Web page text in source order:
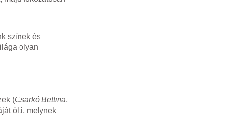
színek és
olyan
(Csarkó Bettina,
ölti, melynek